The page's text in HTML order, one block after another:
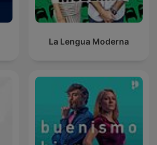
La Lengua Moderna